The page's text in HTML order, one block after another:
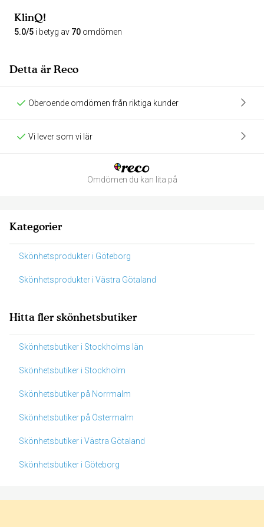
KlinQ!
5.0/5 i betyg av 70 omdömen
Detta är Reco
Oberoende omdömen från riktiga kunder
Vi lever som vi lär
Omdömen du kan lita på
Kategorier
Skönhetsprodukter i Göteborg
Skönhetsprodukter i Västra Götaland
Hitta fler skönhetsbutiker
Skönhetsbutiker i Stockholms län
Skönhetsbutiker i Stockholm
Skönhetsbutiker på Norrmalm
Skönhetsbutiker på Östermalm
Skönhetsbutiker i Västra Götaland
Skönhetsbutiker i Göteborg